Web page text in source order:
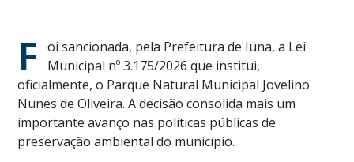
F
oi sancionada, pela Prefeitura de Iúna, a Lei
Municipal nº 3.175/2026 que institui,
oficialmente, o Parque Natural Municipal Jovelino
Nunes de Oliveira. A decisão consolida mais um
importante avanço nas políticas públicas de
preservação ambiental do município.